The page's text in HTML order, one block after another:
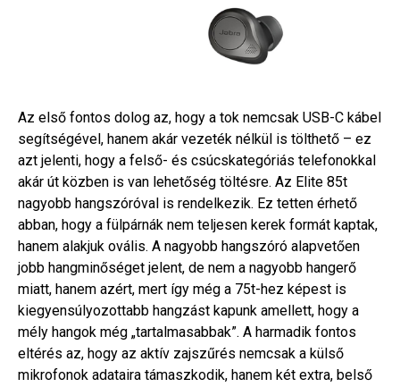
Az első fontos dolog az, hogy a tok nemcsak USB-C kábel
segítségével, hanem akár vezeték nélkül is tölthető – ez
azt jelenti, hogy a felső- és csúcskategóriás telefonokkal
akár út közben is van lehetőség töltésre. Az Elite 85t
nagyobb hangszóróval is rendelkezik. Ez tetten érhető
abban, hogy a fülpárnák nem teljesen kerek formát kaptak,
hanem alakjuk ovális. A nagyobb hangszóró alapvetően
jobb hangminőséget jelent, de nem a nagyobb hangerő
miatt, hanem azért, mert így még a 75t-hez képest is
kiegyensúlyozottabb hangzást kapunk amellett, hogy a
mély hangok még „tartalmasabbak”. A harmadik fontos
eltérés az, hogy az aktív zajszűrés nemcsak a külső
mikrofonok adataira támaszkodik, hanem két extra, belső